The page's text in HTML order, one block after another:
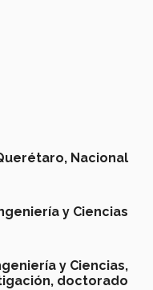
Nacional
y Ciencias
y Ciencias,
doctorado